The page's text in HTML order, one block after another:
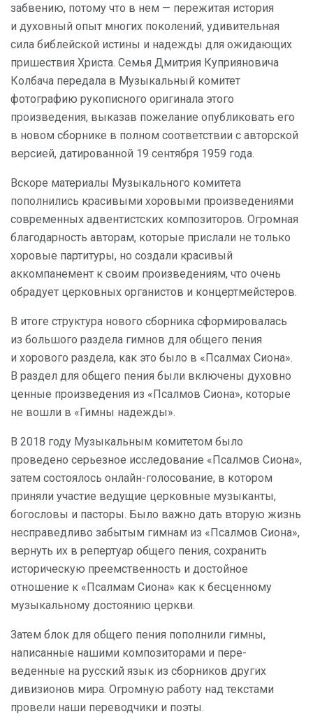
забвению, потому что в нем — пережитая история
и духовный опыт многих поколений, удивительная
сила библейской истины и надежды для ожидающих
пришествия Христа. Семья Дмитрия Куприяновича
Колбача передала в Музыкальный комитет
фотографию рукописного оригинала этого
произведения, выказав пожелание опубликовать его
в новом сборнике в полном соответствии с авторской
версией, датированной 19 сентября 1959 года.
Вскоре материалы Музыкального комитета
пополнились красивыми хоровыми произведениями
современных адвентистских композиторов. Огромная
благодарность авторам, которые прислали не только
хоровые партитуры, но создали красивый
аккомпанемент к своим произведениям, что очень
обрадует церковных органистов и концертмейстеров.
В итоге структура нового сборника сформировалась
из большого раздела гимнов для общего пения
и хорового раздела, как это было в «Псалмах Сиона».
В раздел для общего пения были включены духовно
ценные произведения из «Псалмов Сиона», которые
не вошли в «Гимны надежды».
В 2018 году Музыкальным комитетом было
проведено серьезное исследование «Псалмов Сиона»,
затем состоялось онлайн-голосование, в котором
приняли участие ведущие церковные музыканты,
богословы и пасторы. Было важно дать вторую жизнь
несправедливо забытым гимнам из «Псалмов Сиона»,
вернуть их в репертуар общего пения, сохранить
историческую преемственность и достойное
отношение к «Псалмам Сиона» как к бесценному
музыкальному достоянию церкви.
Затем блок для общего пения пополнили гимны,
написанные нашими композиторами и пере-
веденные на русский язык из сборников других
дивизионов мира. Огромную работу над текстами
провели наши переводчики и поэты.